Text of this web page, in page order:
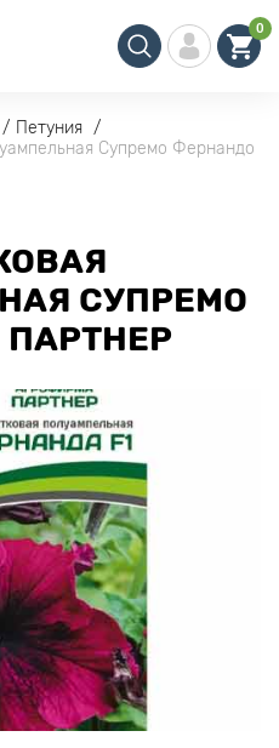
0
Петуния
Супремо Фернандо
СУПРЕМО